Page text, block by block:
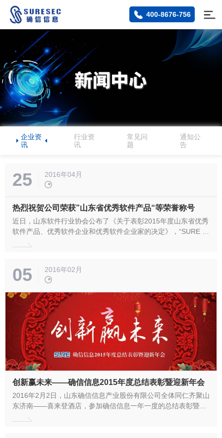
400-8676-756
企业资
讯
行业资
讯
常见问
题
通知公
告
25 2016年04月
热烈祝贺公司荣获”山东省优秀软件产品“等荣誉称号
近日，山东软件行业协会公布了《关于表彰2015年度山东省优秀
软件产品、优秀软件企业和优秀软件企业家的决定》，“SURE 时
间戳服务系统V2.0”被评为“2015年度山东省优秀软件产品”，山东
件企业家...
05 2016年02月
创新赢未来——确信信息2015年度总结表彰暨迎新年会
2016年2月2日，山东确信信息产业股份有限公司全体同仁齐聚山
东济南——喜来登酒店，参加确信信息一年一度的总结表彰暨迎
新年会。本次大会的主要内容为：回顾总结2015年度工作，展望